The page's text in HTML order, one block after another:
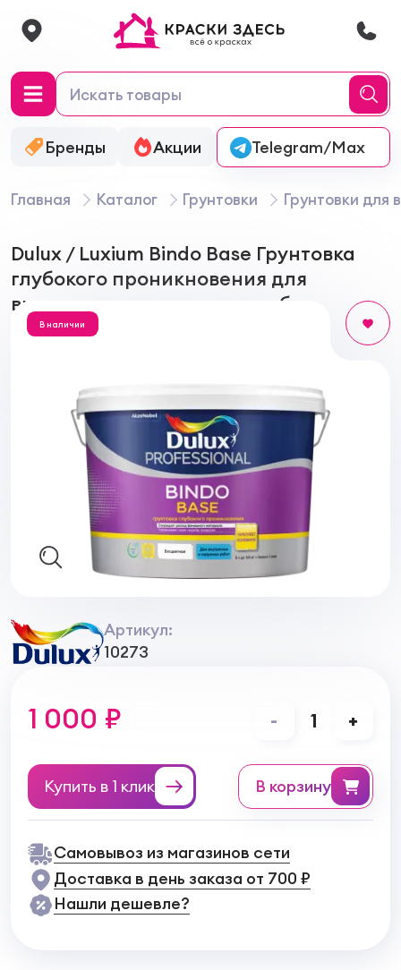
Бренды Акции Онлайн-колеровка
Telegram/Max
Главная Каталог Грунтовки Грунтовки для
Dulux / Luxium Bindo Base Грунтовка
глубокого проникновения для
внутренних и наружных работ
В наличии
Артикул:
10273
1 000 ₽ - 1 +
Купить в 1 клик в корзину
Самовывоз из магазинов сети
Доставка в день заказа от 700 ₽
Нашли дешевле?